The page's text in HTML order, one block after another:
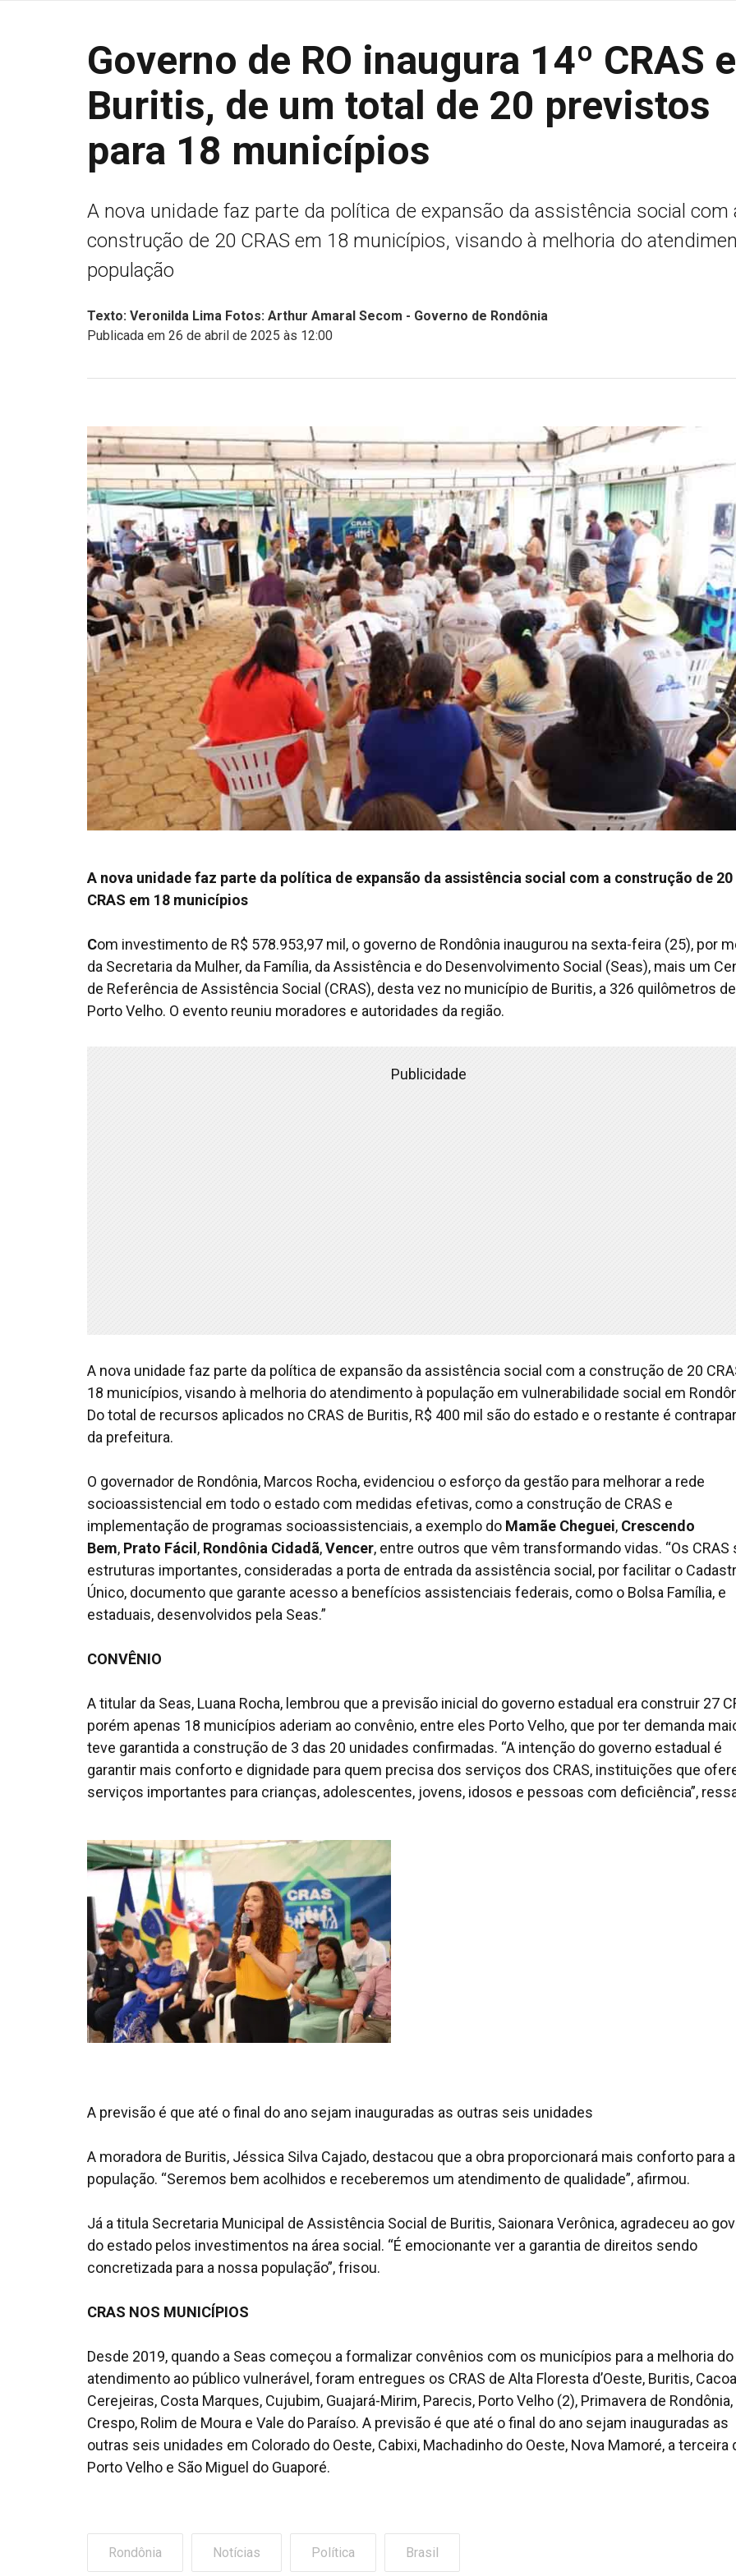
Governo de RO inaugura 14º CRAS
Buritis, de um total de 20 previstos
para 18 municípios
A nova unidade faz parte da política de expansão da assistência social com
construção de 20 CRAS em 18 municípios, visando à melhoria do
população
Texto: Veronilda Lima Fotos: Arthur Amaral Secom - Governo de Rondônia
Publicada em 26 de abril de 2025 às 12:00
A nova unidade faz parte da política de expansão da assistência social com a construção de 20
CRAS em 18 municípios
Com investimento de R$ 578.953,97 mil, o governo de Rondônia inaugurou na sexta-feira (25), por
da Secretaria da Mulher, da Família, da Assistência e do Desenvolvimento Social (Seas), mais um
de Referência de Assistência Social (CRAS), desta vez no município de Buritis, a 326 quilômetros de
Porto Velho. O evento reuniu moradores e autoridades da região.
Publicidade
A nova unidade faz parte da política de expansão da assistência social com a construção de 20
18 municípios, visando à melhoria do atendimento à população em vulnerabilidade social em
Do total de recursos aplicados no CRAS de Buritis, R$ 400 mil são do estado e o restante é
da prefeitura.
O governador de Rondônia, Marcos Rocha, evidenciou o esforço da gestão para melhorar a rede
socioassistencial em todo o estado com medidas efetivas, como a construção de CRAS e
implementação de programas socioassistenciais, a exemplo do Mamãe Cheguei, Crescendo
Bem, Prato Fácil , Rondônia Cidadã,Vencer, entre outros que vêm transformando vidas. “Os CRAS
estruturas importantes, consideradas a porta de entrada da assistência social, por facilitar o
Único, documento que garante acesso a benefícios assistenciais federais, como o Bolsa Família, e
estaduais, desenvolvidos pela Seas.”
CONVÊNIO
A titular da Seas, Luana Rocha, lembrou que a previsão inicial do governo estadual era construir 27
porém apenas 18 municípios aderiam ao convênio, entre eles Porto Velho, que por ter demanda
teve garantida a construção de 3 das 20 unidades confirmadas. “A intenção do governo estadual é
garantir mais conforto e dignidade para quem precisa dos serviços dos CRAS, instituições que
serviços importantes para crianças, adolescentes, jovens, idosos e pessoas com deficiência”,
A previsão é que até o final do ano sejam inauguradas as outras seis unidades
A moradora de Buritis, Jéssica Silva Cajado, destacou que a obra proporcionará mais conforto para a
população. “Seremos bem acolhidos e receberemos um atendimento de qualidade”, afirmou.
Já a titula Secretaria Municipal de Assistência Social de Buritis, Saionara Verônica, agradeceu ao
do estado pelos investimentos na área social. “É emocionante ver a garantia de direitos sendo
concretizada para a nossa população”, frisou.
CRAS NOS MUNICÍPIOS
Desde 2019, quando a Seas começou a formalizar convênios com os municípios para a melhoria do
atendimento ao público vulnerável, foram entregues os CRAS de Alta Floresta d’Oeste, Buritis,
Cerejeiras, Costa Marques, Cujubim, Guajará-Mirim, Parecis, Porto Velho (2), Primavera de Rondônia,
Crespo, Rolim de Moura e Vale do Paraíso. A previsão é que até o final do ano sejam inauguradas as
outras seis unidades em Colorado do Oeste, Cabixi, Machadinho do Oeste, Nova Mamoré, a terceira
Porto Velho e São Miguel do Guaporé.
Rondônia Notícias Política Brasil